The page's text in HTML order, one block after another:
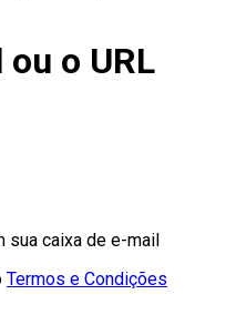
o URL
sua caixa de e-mail
Termos e Condições